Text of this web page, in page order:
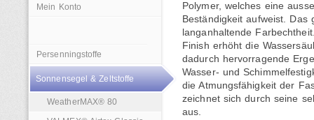
Mein Konto
Persenningstoffe
Sonnensegel & Zeltstoffe
WeatherMAX® 80
Polymer, welches eine
Beständigkeit aufweist. Das
langanhaltende
Finish erhöht die
dadurch hervorragende
Wasser- und
die Atmungsfähigkeit der
zeichnet sich durch seine
aus.